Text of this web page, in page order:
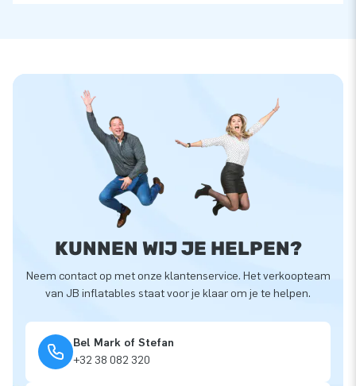
KUNNEN WIJ JE HELPEN?
Neem contact op met onze klantenservice. Het verkoopteam
van JB inflatables staat voor je klaar om je te helpen.
Bel Mark of Stefan
+32 38 082 320